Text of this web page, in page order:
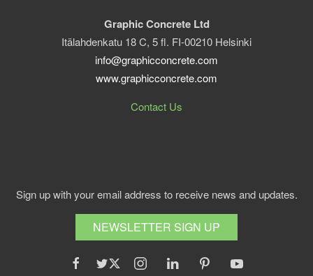
Graphic Concrete Ltd
Itälahdenkatu 18 C, 5 fl. FI-00210 Helsinki
info@graphicconcrete.com
www.graphicconcrete.com
Contact Us
Sign up with your email address to receive news and updates.
NEWSLETTER SIGN UP